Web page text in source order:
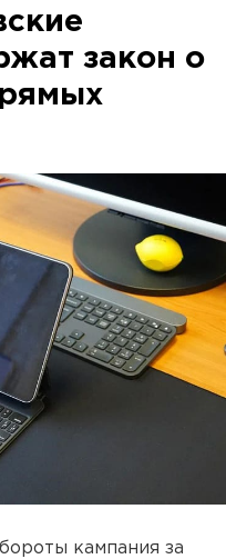
закон о
кампания за